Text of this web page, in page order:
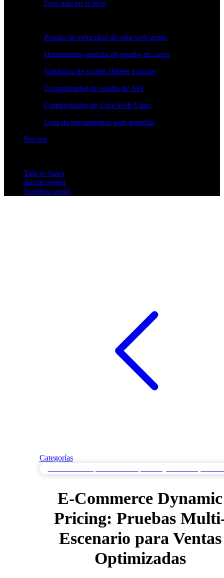
Leer más en el blog
Prueba de velocidad de sitio web gratis
Herramienta gratuita de prueba de carga
Validador de scripts JMeter gratuito
Comprobador de estado de API
Comprobador de Core Web Vitals
Lista de herramientas web gratuitas
Precios
Talk to Sales
Iniciar sesión
Empieza gratis
Categorías
E-Commerce Dynamic
Pricing: Pruebas
Escenario para Ventas
Optimizadas